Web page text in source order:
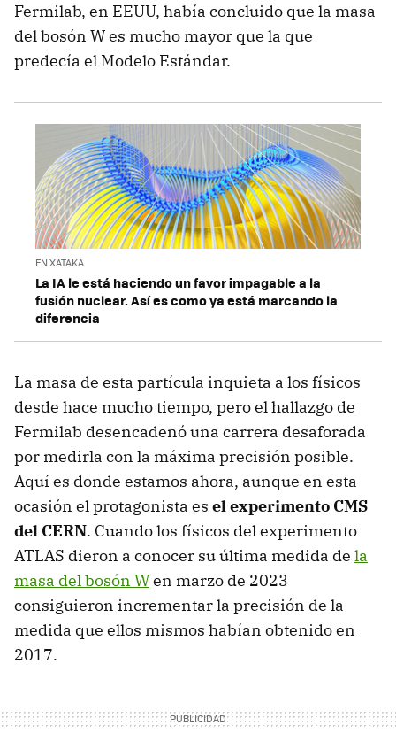
Fermilab, en EEUU, había concluido que la masa
del bosón W es mucho mayor que la que
predecía el Modelo Estándar.
EN XATAKA
La IA le está haciendo un favor impagable a la
fusión nuclear. Así es como ya está marcando la
diferencia
La masa de esta partícula inquieta a los físicos
desde hace mucho tiempo, pero el hallazgo de
Fermilab desencadenó una carrera desaforada
por medirla con la máxima precisión posible.
Aquí es donde estamos ahora, aunque en esta
ocasión el protagonista es el experimento CMS
del CERN. Cuando los físicos del experimento
ATLAS dieron a conocer su última medida de la
masa del bosón Wen marzo de 2023
consiguieron incrementar la precisión de la
medida que ellos mismos habían obtenido en
2017.